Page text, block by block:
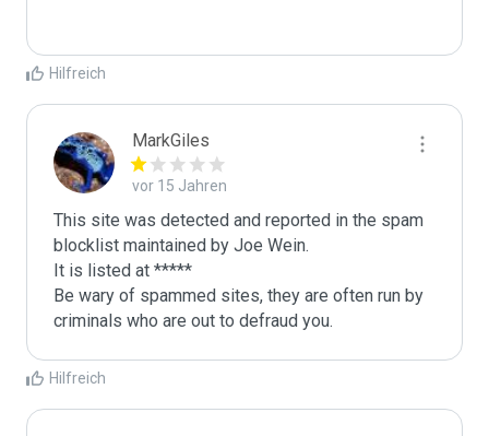
Hilfreich
MarkGiles
vor 15 Jahren
This site was detected and reported in the spam
blocklist maintained by Joe Wein.
It is listed at *****
Be wary of spammed sites, they are often run by
criminals who are out to defraud you.
Hilfreich